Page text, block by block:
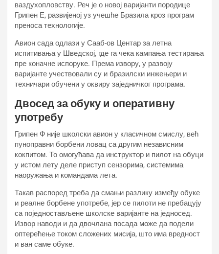
ваздухопловству. Реч је о новој варијанти породице
Грипен Е, развијеној уз учешће Бразила кроз програм
преноса технологије.
Авион сада одлази у Сааб-ов Центар за летна
испитивања у Шведској, где га чека кампања тестирања
пре коначне испоруке. Према извору, у развоју
варијанте учествовали су и бразилски инжењери и
техничари обучени у оквиру заједничког програма.
Двосед за обуку и оперативну
употребу
Грипен Ф није школски авион у класичном смислу, већ
пуноправни борбени ловац са другим независним
кокпитом. То омогућава да инструктор и пилот на обуци
у истом лету деле приступ сензорима, системима
наоружања и командама лета.
Такав распоред треба да смањи разлику између обуке
и реалне борбене употребе, јер се пилоти не пребацују
са поједностављене школске варијанте на једносед.
Извор наводи и да двочлана посада може да подели
оптерећење током сложених мисија, што има вредност
и ван саме обуке.